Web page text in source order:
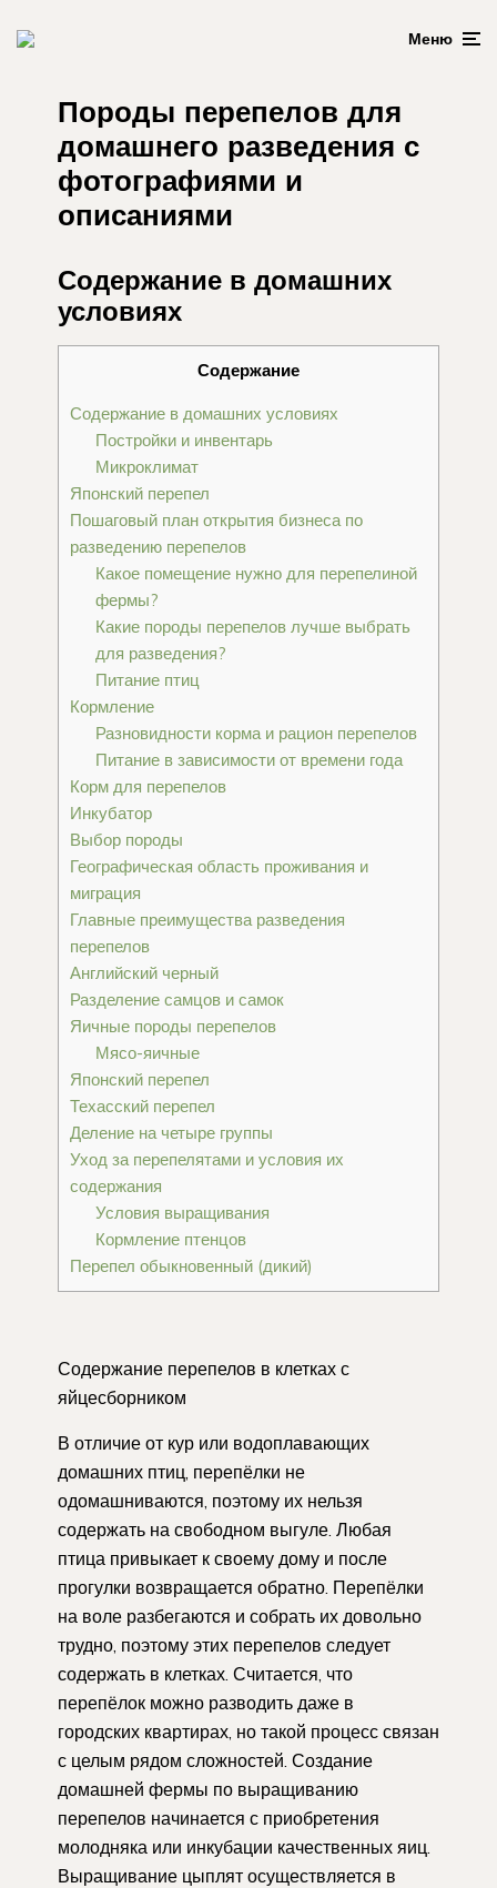
Меню
Породы перепелов для
домашнего разведения с
фотографиями и
описаниями
Содержание в домашних
условиях
Содержание
Содержание в домашних условиях
Постройки и инвентарь
Микроклимат
Японский перепел
Пошаговый план открытия бизнеса по
разведению перепелов
Какое помещение нужно для перепелиной
фермы?
Какие породы перепелов лучше выбрать
для разведения?
Питание птиц
Кормление
Разновидности корма и рацион перепелов
Питание в зависимости от времени года
Корм для перепелов
Инкубатор
Выбор породы
Географическая область проживания и
миграция
Главные преимущества разведения
перепелов
Английский черный
Разделение самцов и самок
Яичные породы перепелов
Мясо-яичные
Японский перепел
Техасский перепел
Деление на четыре группы
Уход за перепелятами и условия их
содержания
Условия выращивания
Кормление птенцов
Перепел обыкновенный (дикий)
Содержание перепелов в клетках с
яйцесборником
В отличие от кур или водоплавающих
домашних птиц, перепёлки не
одомашниваются, поэтому их нельзя
содержать на свободном выгуле. Любая
птица привыкает к своему дому и после
прогулки возвращается обратно. Перепёлки
на воле разбегаются и собрать их довольно
трудно, поэтому этих перепелов следует
содержать в клетках. Считается, что
перепёлок можно разводить даже в
городских квартирах, но такой процесс связан
с целым рядом сложностей. Создание
домашней фермы по выращиванию
перепелов начинается с приобретения
молодняка или инкубации качественных яиц.
Выращивание цыплят осуществляется в